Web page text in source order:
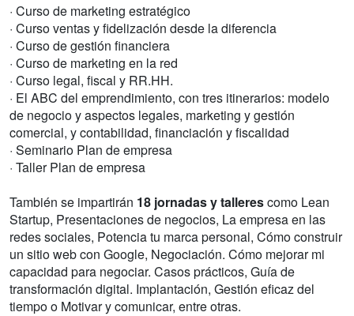
· Curso de marketing estratégico
· Curso ventas y fidelización desde la diferencia
· Curso de gestión financiera
· Curso de marketing en la red
· Curso legal, fiscal y RR.HH.
· El ABC del emprendimiento, con tres itinerarios: modelo
de negocio y aspectos legales, marketing y gestión
comercial, y contabilidad, financiación y fiscalidad
· Seminario Plan de empresa
· Taller Plan de empresa
También se impartirán 18 jornadas y tallerescomo Lean
Startup, Presentaciones de negocios, La empresa en las
redes sociales, Potencia tu marca personal, Cómo construir
un sitio web con Google, Negociación. Cómo mejorar mi
capacidad para negociar. Casos prácticos, Guía de
transformación digital. Implantación, Gestión eficaz del
tiempo o Motivar y comunicar, entre otras.